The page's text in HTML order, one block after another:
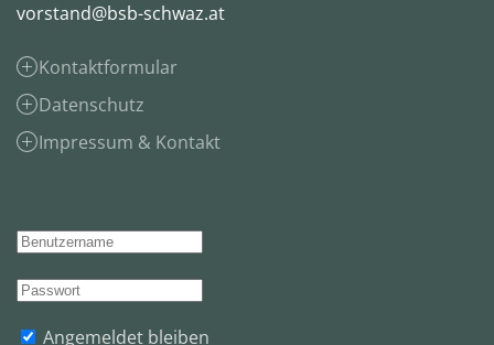
vorstand@bsb-schwaz.at
Kontaktformular
Datenschutz
Impressum & Kontakt
Angemeldet bleiben